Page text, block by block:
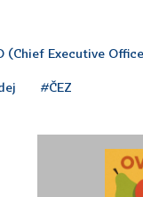
(Chief Executive
#ČEZ